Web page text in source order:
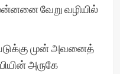
வேறு வழியில்
முன் அவனைத்
அருகே